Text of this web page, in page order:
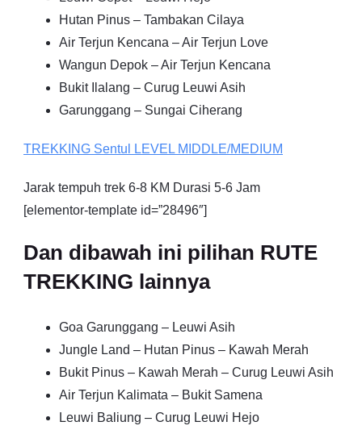
Hutan Pinus – Tambakan Cilaya
Air Terjun Kencana – Air Terjun Love
Wangun Depok – Air Terjun Kencana
Bukit Ilalang – Curug Leuwi Asih
Garunggang – Sungai Ciherang
TREKKING Sentul LEVEL MIDDLE/MEDIUM
Jarak tempuh trek 6-8 KM Durasi 5-6 Jam
[elementor-template id=”28496″]
Dan dibawah ini pilihan RUTE
TREKKING lainnya
Goa Garunggang – Leuwi Asih
Jungle Land – Hutan Pinus – Kawah Merah
Bukit Pinus – Kawah Merah – Curug Leuwi Asih
Air Terjun Kalimata – Bukit Samena
Leuwi Baliung – Curug Leuwi Hejo